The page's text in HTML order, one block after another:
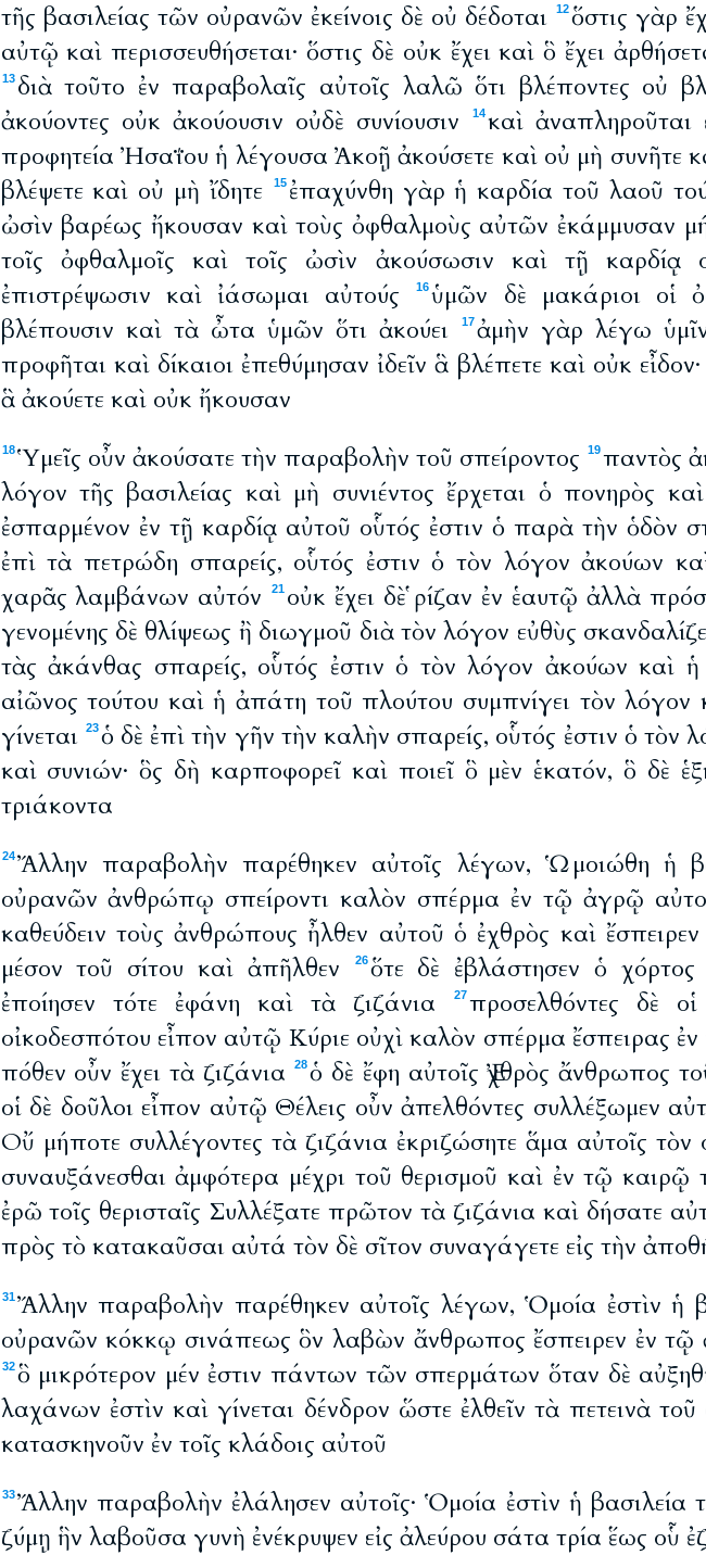
τῆς βασιλείας τῶν οὐρανῶν ἐκείνοις δὲ οὐ δέδοται
12 ὅστις γὰρ
αὐτῷ καὶ περισσευθήσεται· ὅστις δὲ οὐκ ἔχει καὶ ὃ ἔχει
13 διὰ τοῦτο ἐν παραβολαῖς αὐτοῖς λαλῶ ὅτι βλέποντες οὐ
ἀκούοντες οὐκ ἀκούουσιν οὐδὲ συνίουσιν
14 καὶ ἀναπληροῦται
προφητεία Ἠσαΐου ἡ λέγουσα Ἀκοῇ ἀκούσετε καὶ οὐ μὴ συνῆτε
βλέψετε καὶ οὐ μὴ ἴδητε
15 ἐπαχύνθη γὰρ ἡ καρδία τοῦ λαοῦ
ὠσὶν βαρέως ἤκουσαν καὶ τοὺς ὀφθαλμοὺς αὐτῶν ἐκάμμυσαν
τοῖς ὀφθαλμοῖς καὶ τοῖς ὠσὶν ἀκούσωσιν καὶ τῇ καρδίᾳ
ἐπιστρέψωσιν καὶ ἰάσωμαι αὐτούς
16 ὑμῶν δὲ μακάριοι οἱ
βλέπουσιν καὶ τὰ ὦτα ὑμῶν ὅτι ἀκούει
17ἀμὴν γὰρ λέγω
προφῆται καὶ δίκαιοι ἐπεθύμησαν ἰδεῖν ἃ βλέπετε καὶ οὐκ
ἃ ἀκούετε καὶ οὐκ ἤκουσαν
18 Ὑμεῖς οὖν ἀκούσατε τὴν παραβολὴν τοῦ σπείροντος 19 παντὸς
λόγον τῆς βασιλείας καὶ μὴ συνιέντος ἔρχεται ὁ πονηρὸς
ἐσπαρμένον ἐν τῇ καρδίᾳ αὐτοῦ οὗτός ἐστιν ὁ παρὰ τὴν ὁδὸν
ἐπὶ τὰ πετρώδη σπαρείς, οὗτός ἐστιν ὁ τὸν λόγον ἀκούων
χαρᾶς λαμβάνων αὐτόν
21 οὐκ ἔχει δὲ ῥίζαν ἐν ἑαυτῷ ἀλλὰ
γενομένης δὲ θλίψεως ἢ διωγμοῦ διὰ τὸν λόγον εὐθὺς
τὰς ἀκάνθας σπαρείς, οὗτός ἐστιν ὁ τὸν λόγον ἀκούων καὶ ἡ
αἰῶνος τούτου καὶ ἡ ἀπάτη τοῦ πλούτου συμπνίγει τὸν λόγον
γίνεται
23ὁ δὲ ἐπὶ τὴν γῆν τὴν καλὴν σπαρείς, οὗτός ἐστιν ὁ τὸν
καὶ συνιών· ὃς δὴ καρποφορεῖ καὶ ποιεῖ ὃ μὲν ἑκατόν, ὃ δὲ
τριάκοντα
24 Ἄλλην παραβολὴν παρέθηκεν αὐτοῖς λέγων, Ὡμοιώθη ἡ
οὐρανῶν ἀνθρώπῳ σπείροντι καλὸν σπέρμα ἐν τῷ ἀγρῷ
καθεύδειν τοὺς ἀνθρώπους ἦλθεν αὐτοῦ ὁ ἐχθρὸς καὶ
μέσον τοῦ σίτου καὶ ἀπῆλθεν
26ὅτε δὲ ἐβλάστησεν ὁ
ἐποίησεν τότε ἐφάνη καὶ τὰ ζιζάνια
27προσελθόντες δὲ
οἰκοδεσπότου εἶπον αὐτῷ Κύριε οὐχὶ καλὸν σπέρμα ἔσπειρας
πόθεν οὖν ἔχει τὰ ζιζάνια
28ὁ δὲ ἔφη αὐτοῖς Ἐχθρὸς ἄνθρωπος
οἱ δὲ δοῦλοι εἶπον αὐτῷ Θέλεις οὖν ἀπελθόντες συλλέξωμεν
Οὔ μήποτε συλλέγοντες τὰ ζιζάνια ἐκριζώσητε ἅμα αὐτοῖς τὸν
συναυξάνεσθαι ἀμφότερα μέχρι τοῦ θερισμοῦ καὶ ἐν τῷ καιρῷ
ἐρῶ τοῖς θερισταῖς Συλλέξατε πρῶτον τὰ ζιζάνια καὶ δήσατε
πρὸς τὸ κατακαῦσαι αὐτά τὸν δὲ σῖτον συναγάγετε εἰς τὴν
31 Ἄλλην παραβολὴν παρέθηκεν αὐτοῖς λέγων, Ὁμοία ἐστὶν ἡ
οὐρανῶν κόκκῳ σινάπεως ὃν λαβὼν ἄνθρωπος ἔσπειρεν ἐν τῷ
32 ὃ μικρότερον μέν ἐστιν πάντων τῶν σπερμάτων ὅταν δὲ
λαχάνων ἐστὶν καὶ γίνεται δένδρον ὥστε ἐλθεῖν τὰ πετεινὰ
κατασκηνοῦν ἐν τοῖς κλάδοις αὐτοῦ
33 Ἄλλην παραβολὴν ἐλάλησεν αὐτοῖς· Ὁμοία ἐστὶν ἡ βασιλεία
ζύμῃ ἣν λαβοῦσα γυνὴ ἐνέκρυψεν εἰς ἀλεύρου σάτα τρία ἕως οὗ